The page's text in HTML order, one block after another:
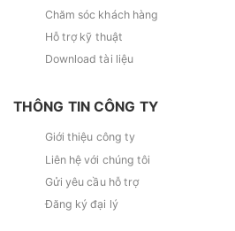
Chăm sóc khách hàng
Hỗ trợ kỹ thuật
Download tài liệu
THÔNG TIN CÔNG TY
Giới thiệu công ty
Liên hệ với chúng tôi
Gửi yêu cầu hỗ trợ
Đăng ký đại lý